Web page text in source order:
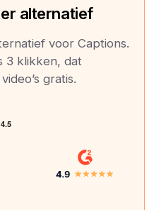
alternatief
voor Captions.
3 klikken, dat
gratis.